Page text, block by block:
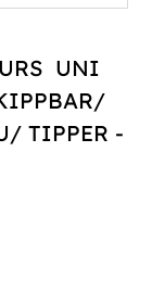
UNI
TIPPER -